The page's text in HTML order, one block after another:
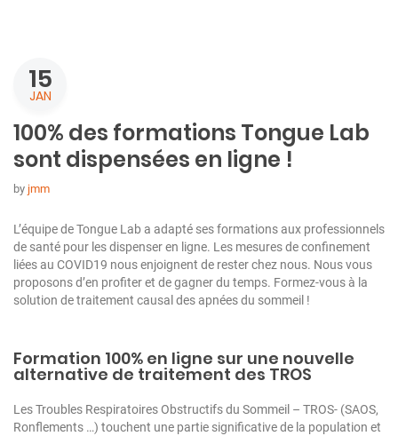
15
JAN
100% des formations Tongue Lab
sont dispensées en ligne !
by jmm
L’équipe de Tongue Lab a adapté ses formations aux professionnels
de santé pour les dispenser en ligne. Les mesures de confinement
liées au COVID19 nous enjoignent de rester chez nous. Nous vous
proposons d’en profiter et de gagner du temps. Formez-vous à la
solution de traitement causal des apnées du sommeil !
Formation 100% en ligne sur une nouvelle
alternative de traitement des TROS
Les Troubles Respiratoires Obstructifs du Sommeil – TROS- (SAOS,
Ronflements …) touchent une partie significative de la population et